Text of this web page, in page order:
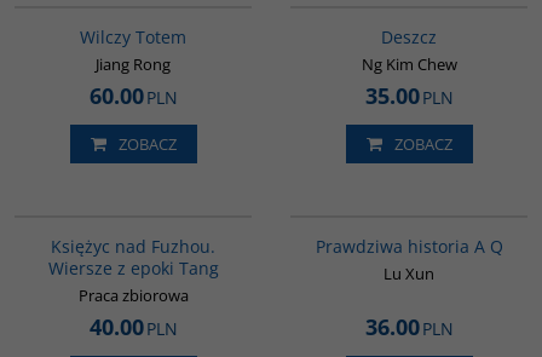
Wilczy Totem
Jiang Rong
60.00PLN
ZOBACZ
Deszcz
Ng Kim Chew
35.00PLN
ZOBACZ
Księżyc nad Fuzhou.
Wiersze z epoki Tang
Praca zbiorowa
40.00PLN
Prawdziwa historia A Q
Lu Xun
36.00PLN